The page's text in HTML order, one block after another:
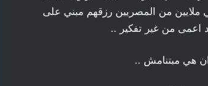
من المصريين رزقهم مبني على
اعمى من غير تفكير ..
هي مبتنامش ..